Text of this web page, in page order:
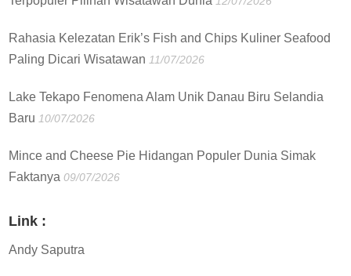
Rahasia Kelezatan Erik’s Fish and Chips Kuliner Seafood
Paling Dicari Wisatawan 11/07/2026
Lake Tekapo Fenomena Alam Unik Danau Biru Selandia
Baru 10/07/2026
Mince and Cheese Pie Hidangan Populer Dunia Simak
Faktanya 09/07/2026
Link :
Andy Saputra